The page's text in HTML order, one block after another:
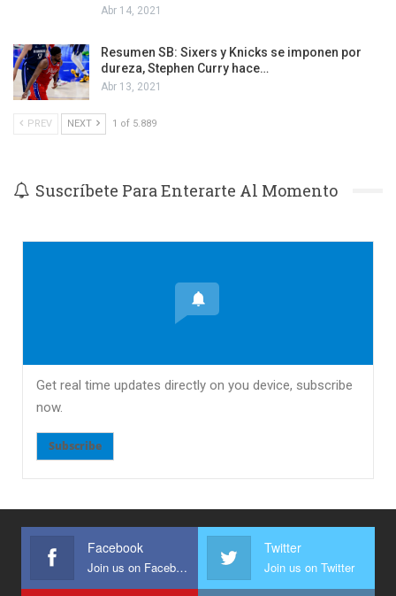
Abr 14, 2021
Resumen SB: Sixers y Knicks se imponen por
dureza, Stephen Curry hace…
Abr 13, 2021
PREV NEXT 1 of 5.889
Suscríbete Para Enterarte Al Momento
Get real time updates directly on you device, subscribe
now.
Subscribe
Facebook
Join us on Facebook
Twitter
Join us on Twitter